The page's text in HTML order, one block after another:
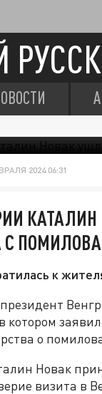
2024 06:31
С
к
президент
о
Новак
визита в